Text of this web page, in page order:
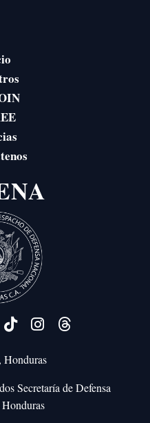
Honduras
Secretaría de Defensa